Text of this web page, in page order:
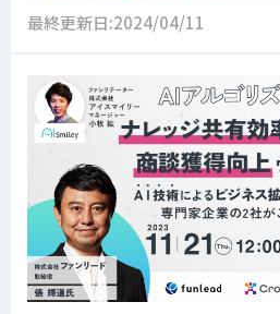
最終更新日:2024/04/11